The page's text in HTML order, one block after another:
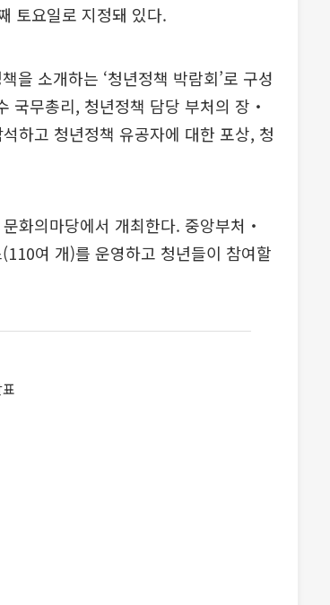
토요일로 지정돼 있다.
을 소개하는 ‘청년정책 박람회’로 구성
국무총리, 청년정책 담당 부처의 장‧
하고 청년정책 유공자에 대한 포상, 청
화의마당에서 개최한다. 중앙부처‧
여 개)를 운영하고 청년들이 참여할